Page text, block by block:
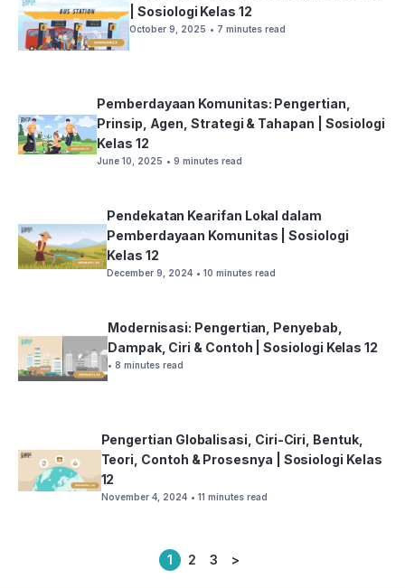
| Sosiologi Kelas 12
October 9, 2025 • 7 minutes read
Pemberdayaan Komunitas: Pengertian,
Prinsip, Agen, Strategi & Tahapan | Sosiologi
Kelas 12
June 10, 2025 • 9 minutes read
Pendekatan Kearifan Lokal dalam
Pemberdayaan Komunitas | Sosiologi
Kelas 12
December 9, 2024 • 10 minutes read
Modernisasi: Pengertian, Penyebab,
Dampak, Ciri & Contoh | Sosiologi Kelas 12
• 8 minutes read
Pengertian Globalisasi, Ciri-Ciri, Bentuk,
Teori, Contoh & Prosesnya | Sosiologi Kelas
12
November 4, 2024 • 11 minutes read
Posts
1 2 3 >